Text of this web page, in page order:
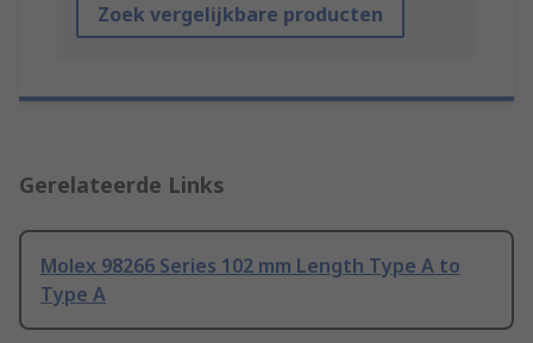
Zoek vergelijkbare producten
Gerelateerde Links
Molex 98266 Series 102 mm Length Type A to
Type A